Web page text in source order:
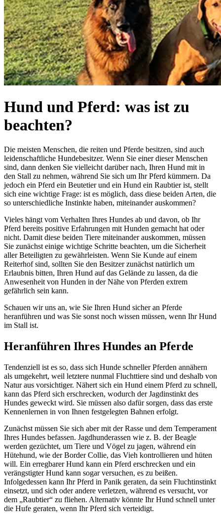
Hund und Pferd: was ist zu
beachten?
Die meisten Menschen, die reiten und Pferde besitzen, sind auch
leidenschaftliche Hundebesitzer. Wenn Sie einer dieser Menschen
sind, dann denken Sie vielleicht darüber nach, Ihren Hund mit in
den Stall zu nehmen, während Sie sich um Ihr Pferd kümmern. Da
jedoch ein Pferd ein Beutetier und ein Hund ein Raubtier ist, stellt
sich eine wichtige Frage: ist es möglich, dass diese beiden Arten, die
so unterschiedliche Instinkte haben, miteinander auskommen?
Vieles hängt vom Verhalten Ihres Hundes ab und davon, ob Ihr
Pferd bereits positive Erfahrungen mit Hunden gemacht hat oder
nicht. Damit diese beiden Tiere miteinander auskommen, müssen
Sie zunächst einige wichtige Schritte beachten, um die Sicherheit
aller Beteiligten zu gewährleisten. Wenn Sie Kunde auf einem
Reiterhof sind, sollten Sie den Besitzer zunächst natürlich um
Erlaubnis bitten, Ihren Hund auf das Gelände zu lassen, da die
Anwesenheit von Hunden in der Nähe von Pferden extrem
gefährlich sein kann.
Schauen wir uns an, wie Sie Ihren Hund sicher an Pferde
heranführen und was Sie sonst noch wissen müssen, wenn Ihr Hund
im Stall ist.
Heranführen Ihres Hundes an Pferde
Tendenziell ist es so, dass sich Hunde schneller Pferden annähern
als umgekehrt, weil letztere nunmal Fluchttiere sind und deshalb von
Natur aus vorsichtiger. Nähert sich ein Hund einem Pferd zu schnell,
kann das Pferd sich erschrecken, wodurch der Jagdinstinkt des
Hundes geweckt wird. Sie müssen also dafür sorgen, dass das erste
Kennenlernen in von Ihnen festgelegten Bahnen erfolgt.
Zunächst müssen Sie sich aber mit der Rasse und dem Temperament
Ihres Hundes befassen. Jagdhunderassen wie z. B. der Beagle
werden gezüchtet, um Tiere und Vögel zu jagen, während ein
Hütehund, wie der Border Collie, das Vieh kontrollieren und hüten
will. Ein erregbarer Hund kann ein Pferd erschrecken und ein
verängstigter Hund kann sogar versuchen, es zu beißen.
Infolgedessen kann Ihr Pferd in Panik geraten, da sein Fluchtinstinkt
einsetzt, und sich oder andere verletzen, während es versucht, vor
dem „Raubtier“ zu fliehen. Alternativ könnte Ihr Hund schnell unter
die Hufe geraten, wenn Ihr Pferd sich verteidigt.